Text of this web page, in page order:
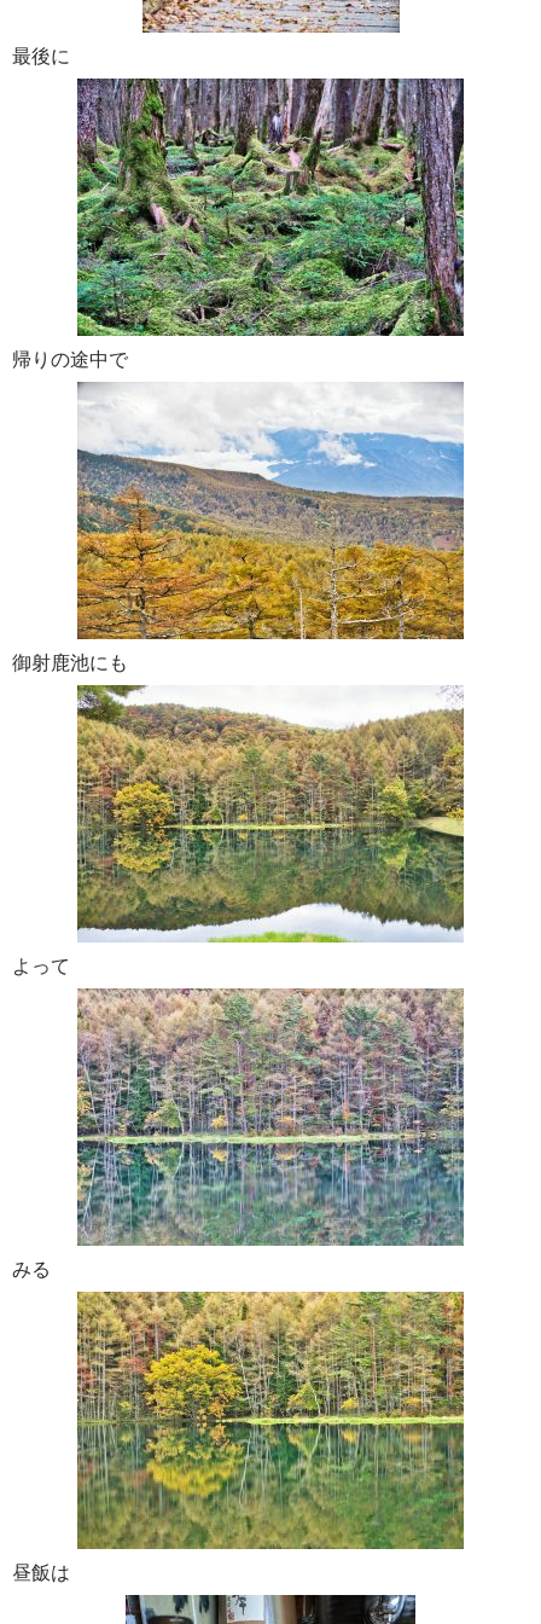
最後に
帰りの途中で
御射鹿池にも
よって
みる
昼飯は